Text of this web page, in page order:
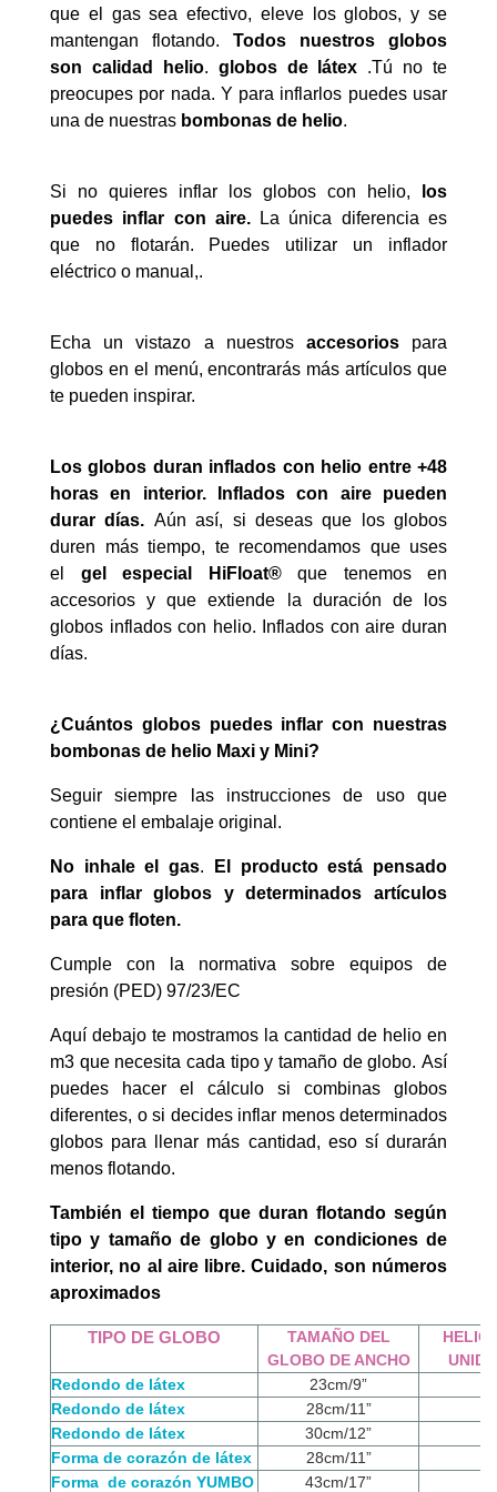
que el gas sea efectivo, eleve los globos, y se
mantengan flotando. Todos nuestros globos
son calidad helio. globos de látex .Tú no te
preocupes por nada. Y para inflarlos puedes usar
una de nuestras bombonas de helio.
Si no quieres inflar los globos con helio,
los
puedes inflar con aire.
La única diferencia es
que no flotarán. Puedes utilizar un inflador
eléctrico o manual,.
Echa un vistazo a nuestros accesoriospara
globos en el menú, encontrarás más artículos que
te pueden inspirar.
Los globos duran inflados con helio entre +48
horas en interior. Inflados con aire pueden
durar días. Aún así, si deseas que los globos
duren más tiempo, te recomendamos que uses
el gel especial HiFloat®que tenemos en
accesorios y que extiende la duración de los
globos inflados con helio. Inflados con aire duran
días.
¿Cuántos globos puedes inflar con nuestras
bombonas de helio Maxi y Mini?
Seguir siempre las instrucciones de uso que
contiene el embalaje original.
No inhale el gas.
El producto está pensado
para inflar globos y determinados artículos
para que floten.
Cumple con la normativa sobre equipos de
presión (PED) 97/23/EC
Aquí debajo te mostramos la cantidad de helio en
m3 que necesita cada tipo y tamaño de globo. Así
puedes hacer el cálculo si combinas globos
diferentes, o si decides inflar menos determinados
globos para llenar más cantidad, eso sí durarán
menos flotando.
También el tiempo que duran flotando según
tipo y tamaño de globo y en condiciones de
interior, no al aire libre. Cuidado, son números
aproximados
TIPO DE GLOBO
TAMAÑO DEL
GLOBO DE ANCHO
HELIO
Redondo de látex
23cm/9”
Redondo de látex
28cm/11”
Redondo de látex
30cm/12”
Forma de corazón de látex
28cm/11”
Forma de corazón YUMBO
43cm/17”